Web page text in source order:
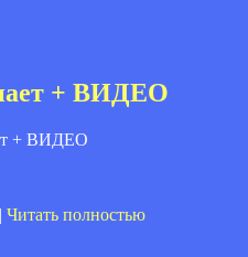
+ ВИДЕО
| Читать полностью